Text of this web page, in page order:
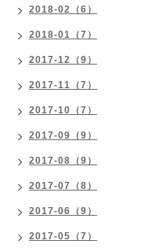
2018-02（6）
2018-01（7）
2017-12（9）
2017-11（7）
2017-10（7）
2017-09（9）
2017-08（9）
2017-07（8）
2017-06（9）
2017-05（7）